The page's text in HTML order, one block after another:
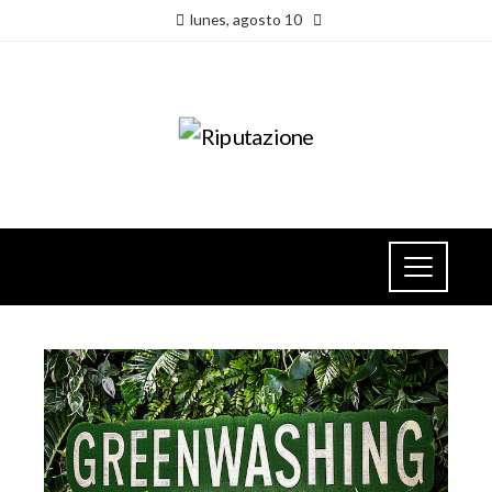
lunes, agosto 10